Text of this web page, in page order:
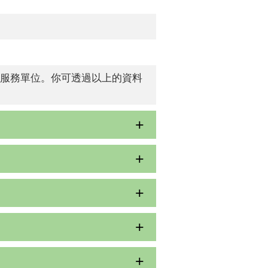
務單位。你可透過以上的資料